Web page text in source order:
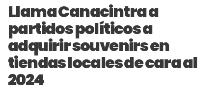
Llama Canacintra a
partidos políticos a
adquirir souvenirs en
tiendas locales de cara al
2024